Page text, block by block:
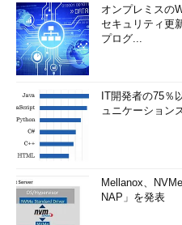
オンプレミスの
セキュリティ更
プログ...
IT開発者の75％
ュニケーション
Mellanox、
NAP」を発表